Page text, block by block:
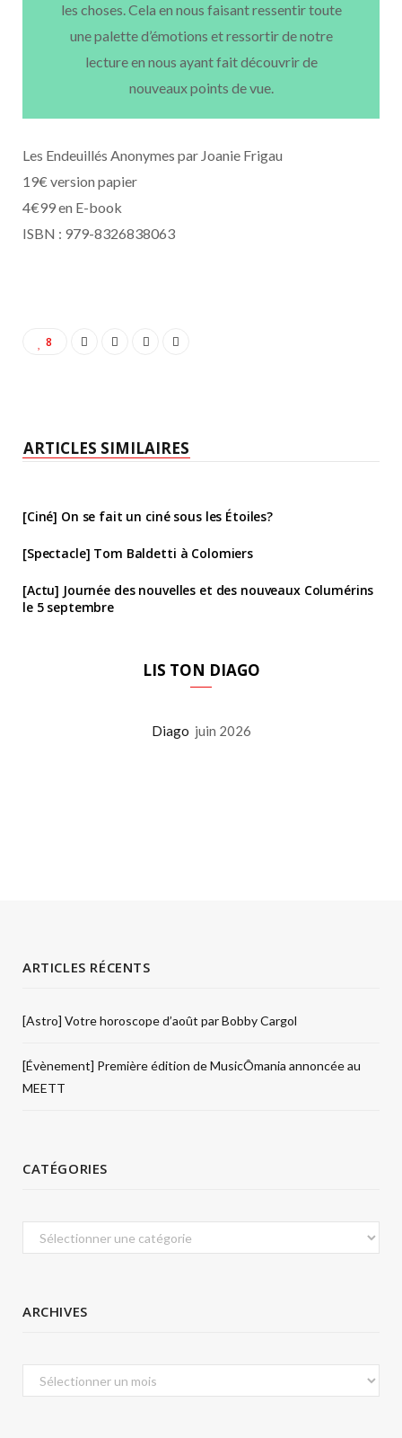
les choses. Cela en nous faisant ressentir toute
une palette d’émotions et ressortir de notre
lecture en nous ayant fait découvrir de
nouveaux points de vue.
Les Endeuillés Anonymes par Joanie Frigau
19€ version papier
4€99 en E-book
ISBN : 979-8326838063
8
ARTICLES SIMILAIRES
[Ciné] On se fait un ciné sous les Étoiles?
[Spectacle] Tom Baldetti à Colomiers
[Actu] Journée des nouvelles et des nouveaux Columérins
le 5 septembre
LIS TON DIAGO
Diago juin 2026
ARTICLES RÉCENTS
[Astro] Votre horoscope d’août par Bobby Cargol
[Évènement] Première édition de MusicÔmania annoncée au
MEETT
CATÉGORIES
Catégories
ARCHIVES
Archives